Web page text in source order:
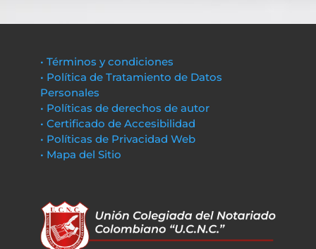
• Términos y condiciones
• Política de Tratamiento de Datos
Personales
• Políticas de derechos de autor
• Certificado de Accesibilidad
• Políticas de Privacidad Web
• Mapa del Sitio